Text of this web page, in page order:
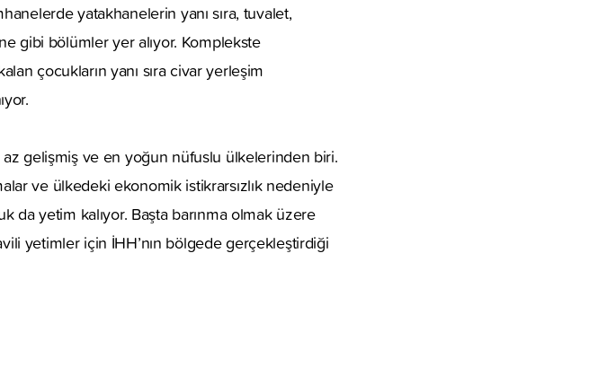
yatakhanelerin yanı sıra, tuvalet,
gibi bölümler yer alıyor. Komplekste
çocukların yanı sıra civar yerleşim
az gelişmiş ve en yoğun nüfuslu ülkelerinden biri.
ve ülkedeki ekonomik istikrarsızlık nedeniyle
yetim kalıyor. Başta barınma olmak üzere
yetimler için İHH’nın bölgede gerçekleştirdiği